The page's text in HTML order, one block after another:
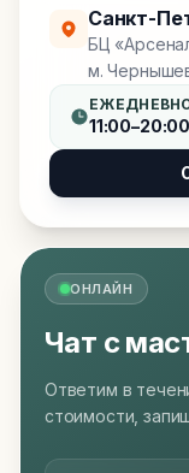
Санкт-
БЦ
м.
11:00–20:00
ОНЛАЙН
Чат с
Ответим в
стоимости,